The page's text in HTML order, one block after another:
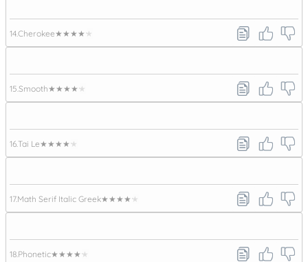
14.Cherokee★★★★★
15. Smooth★★★★★
16. Tai Le★★★★★
17.Math Serif Italic Greek★★★★★
18. Phonetic★★★★★